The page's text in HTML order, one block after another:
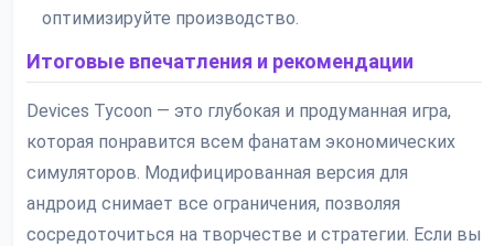
оптимизируйте производство.
Итоговые впечатления и рекомендации
Devices Tycoon — это глубокая и продуманная игра,
которая понравится всем фанатам экономических
симуляторов. Модифицированная версия для
андроид снимает все ограничения, позволяя
сосредоточиться на творчестве и стратегии. Если вы